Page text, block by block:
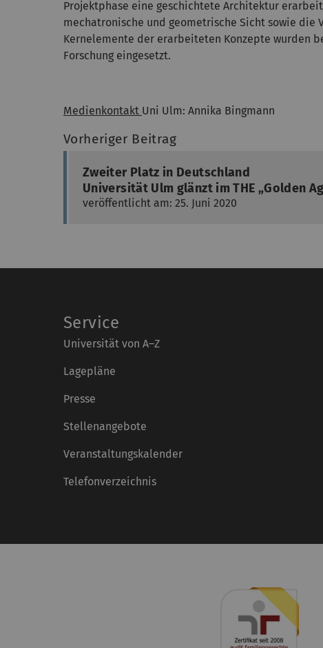
Projektphase eine geschichtete Architektur
mechatronische und geometrische Sicht sowie die
Kernelemente der erarbeiteten Konzepte wurden
Forschung eingesetzt.
Medienkontakt Uni Ulm: Annika Bingmann
Vorheriger Beitrag
Zweiter Platz in Deutschland
Universität Ulm glänzt im THE „Golden
veröffentlicht am: 25. Juni 2020
Service
Universität von A–Z
Lagepläne
Presse
Stellenangebote
Veranstaltungskalender
Telefonverzeichnis